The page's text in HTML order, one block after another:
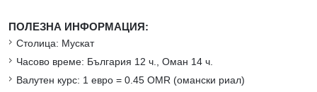
ПОЛЕЗНА ИНФОРМАЦИЯ:
Столица: Мускат
Часово време: България 12 ч., Оман 14 ч.
Валутен курс: 1 евро = 0.45 OMR (омански риал)